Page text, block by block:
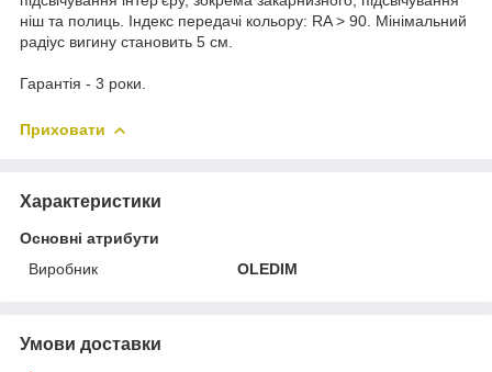
ніш та полиць. Індекс передачі кольору: RA > 90. Мінімальний
радіус вигину становить 5 см.
Гарантія - 3 роки.
Приховати
Характеристики
Основні атрибути
Виробник
OLEDIM
Умови доставки